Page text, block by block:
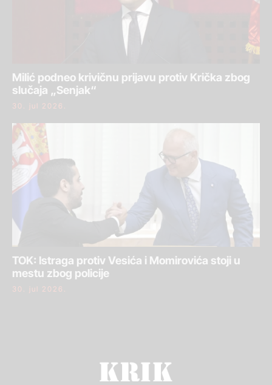
Milić podneo krivičnu prijavu protiv Krička zbog
slučaja „Senjak“
30. jul 2026.
TOK: Istraga protiv Vesića i Momirovića stoji u
mestu zbog policije
30. jul 2026.